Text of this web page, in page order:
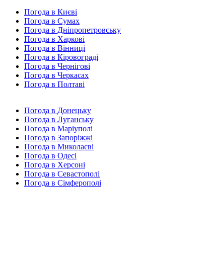
Погода в Києві
Погода в Сумах
Погода в Дніпропетровську
Погода в Харкові
Погода в Вінниці
Погода в Кіровограді
Погода в Чернігові
Погода в Черкасах
Погода в Полтаві
Погода в Донецьку
Погода в Луганську
Погода в Маріуполі
Погода в Запоріжжі
Погода в Миколаєві
Погода в Одесі
Погода в Херсоні
Погода в Севастополі
Погода в Сімферополі